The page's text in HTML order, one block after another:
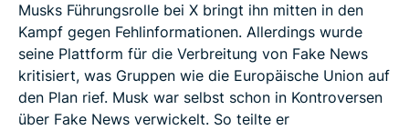
Musks Führungsrolle bei X bringt ihn mitten in den
Kampf gegen Fehlinformationen. Allerdings wurde
seine Plattform für die Verbreitung von Fake News
kritisiert, was Gruppen wie die Europäische Union auf
den Plan rief. Musk war selbst schon in Kontroversen
über Fake News verwickelt. So teilte er